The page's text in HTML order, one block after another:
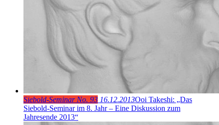
Siebold-Seminar No. 93 16.12.2013Ooi Takeshi: „Das
Siebold-Seminar im 8. Jahr – Eine Diskussion zum
Jahresende 2013“